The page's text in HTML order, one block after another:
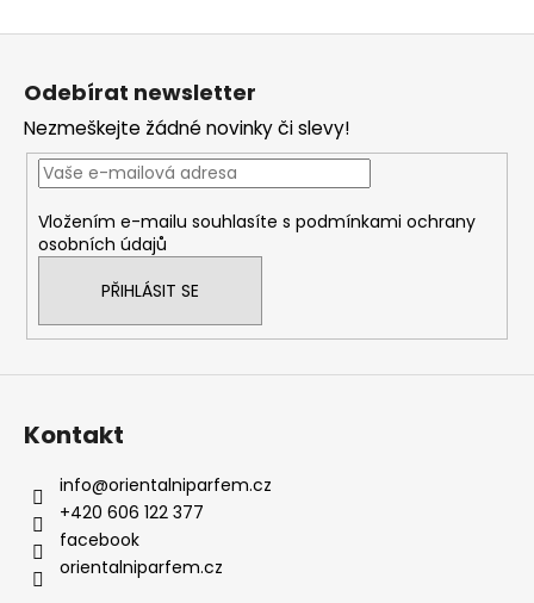
Z
Odebírat newsletter
Nezmeškejte žádné novinky či slevy!
Vložením e-mailu souhlasíte s podmínkami ochrany
osobních údajů
PŘIHLÁSIT SE
Kontakt
info@orientalniparfem.cz
+420 606 122 377
facebook
orientalniparfem.cz